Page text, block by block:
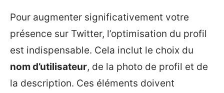
Pour augmenter significativement votre
présence sur Twitter, l’optimisation du profil
est indispensable. Cela inclut le choix du
nom d’utilisateur, de la photo de profil et de
la description. Ces éléments doivent